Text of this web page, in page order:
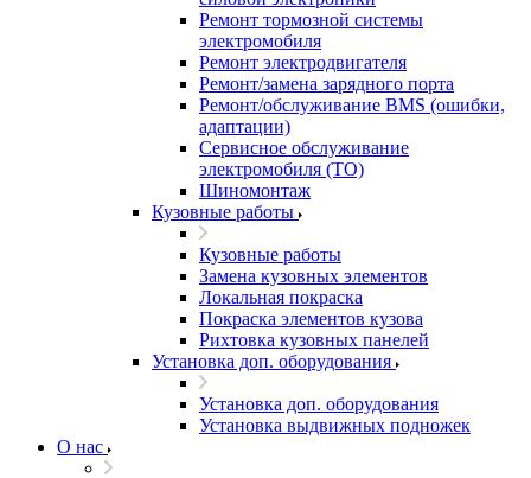
Ремонт тормозной системы
электромобиля
Ремонт электродвигателя
Ремонт/замена зарядного порта
Ремонт/обслуживание BMS (ошибки,
адаптации)
Сервисное обслуживание
электромобиля (ТО)
Шиномонтаж
Кузовные работы
Кузовные работы
Замена кузовных элементов
Локальная покраска
Покраска элементов кузова
Рихтовка кузовных панелей
Установка доп. оборудования
Установка доп. оборудования
Установка выдвижных подножек
О нас